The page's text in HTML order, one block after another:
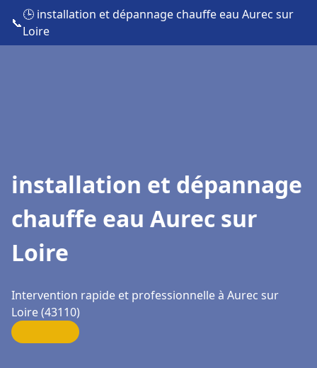
📞
🕒 installation et dépannage chauffe eau Aurec sur
Loire
installation et dépannage
chauffe eau Aurec sur
Loire
Intervention rapide et professionnelle à Aurec sur
Loire (43110)